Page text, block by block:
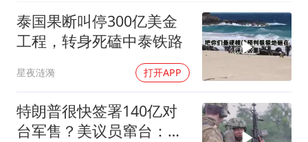
泰国果断叫停300亿美金
工程，转身死磕中泰铁路
星夜涟漪 打开APP
特朗普很快签署140亿对
台军售？美议员窜台：必